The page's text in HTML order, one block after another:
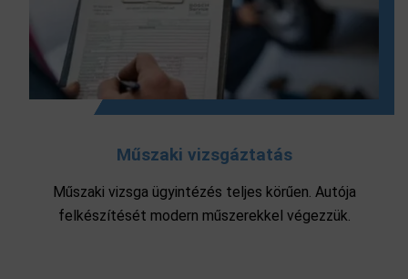
Műszaki vizsgáztatás
Műszaki vizsga ügyintézés teljes körűen. Autója
felkészítését modern műszerekkel végezzük.